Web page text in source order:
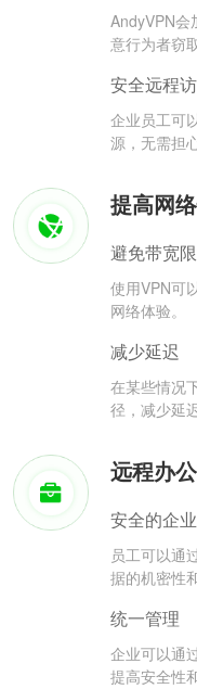
AndyVPN会
意行为者窃
安全远程
企业员工可
源，无需担
提高网
避免带宽
使用VPN可
网络体验。
减少延迟
在某些情况
径，减少延
远程办
安全的企
员工可以通
据的机密性
统一管理
企业可以通
提高安全性